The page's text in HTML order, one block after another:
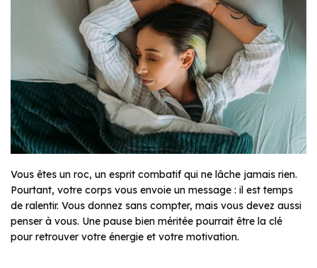
Vous êtes un roc, un esprit combatif qui ne lâche jamais rien.
Pourtant, votre corps vous envoie un message : il est temps
de ralentir. Vous donnez sans compter, mais vous devez aussi
penser à vous. Une pause bien méritée pourrait être la clé
pour retrouver votre énergie et votre motivation.